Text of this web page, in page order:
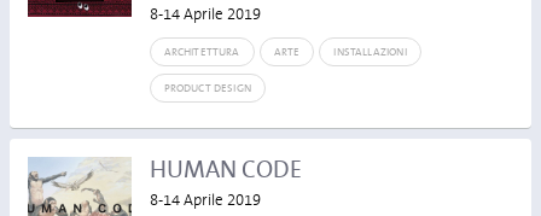
8-14 Aprile 2019
ARCHITETTURA ARTE INSTALLAZIONI
PRODUCT DESIGN
HUMAN CODE
8-14 Aprile 2019